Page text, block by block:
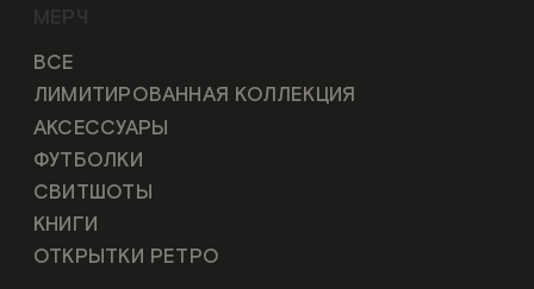
МЕРЧ
ВСЕ
ЛИМИТИРОВАННАЯ КОЛЛЕКЦИЯ
АКСЕССУАРЫ
ФУТБОЛКИ
СВИТШОТЫ
КНИГИ
ОТКРЫТКИ РЕТРО